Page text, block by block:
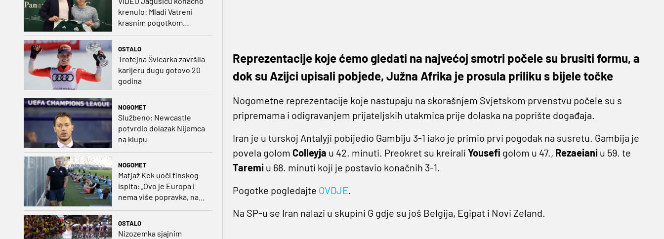
krenulo: Mladi Vatreni
krasnim pogotkom
potvrdio sjajnu formu
OSTALO
Trofejna Švicarka završila
karijeru dugu gotovo 20
godina
NOGOMET
Službeno: Newcastle
potvrdio dolazak Nijemca
na klupu
NOGOMET
Matjaž Kek uoči finskog
ispita: „Ovo je Europa i
nema više popravka, na
OSTALO
Nizozemka sjajnim
Reprezentacije koje ćemo gledati na najvećoj smotri počele su brusiti formu, a
dok su Azijci upisali pobjede, Južna Afrika je prosula priliku s bijele točke
Nogometne reprezentacije koje nastupaju na skorašnjem Svjetskom prvenstvu počele su s
pripremama i odigravanjem prijateljskih utakmica prije dolaska na poprište događaja.
Iran je u turskoj Antalyji pobijedio Gambiju 3-1 iako je primio prvi pogodak na susretu. Gambija je
povela golom Colleyja u 42. minuti. Preokret su kreirali Yousefi golom u 47., Rezaeiani u 59. te
Taremi u 68. minuti koji je postavio konačnih 3-1.
Pogotke pogledajte OVDJE
Na SP-u se Iran nalazi u skupini G gdje su još Belgija, Egipat i Novi Zeland.